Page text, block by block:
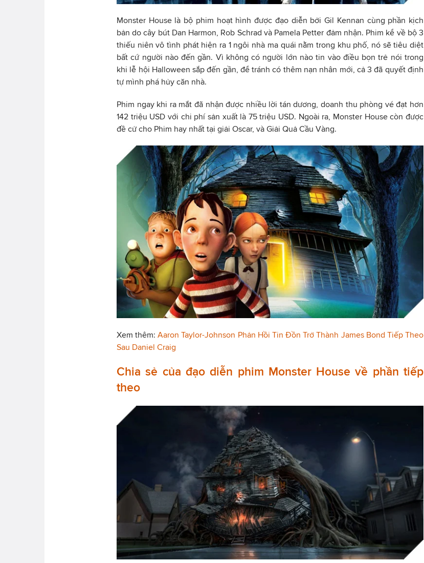
Monster House là bộ phim hoạt hình được đạo diễn bởi Gil Kennan cùng phần kịch
bản do cây bút Dan Harmon, Rob Schrad và Pamela Petter đảm nhận. Phim kể về bộ 3
thiếu niên vô tình phát hiện ra 1 ngôi nhà ma quái nằm trong khu phố, nó sẽ tiêu diệt
bất cứ người nào đến gần. Vì không có người lớn nào tin vào điều bọn trẻ nói trong
khi lễ hội Halloween sắp đến gần, để tránh có thêm nạn nhân mới, cả 3 đã quyết định
tự mình phá hủy căn nhà.
Phim ngay khi ra mắt đã nhận được nhiều lời tán dương, doanh thu phòng vé đạt hơn
142 triệu USD với chi phí sản xuất là 75 triệu USD. Ngoài ra, Monster House còn được
đề cử cho Phim hay nhất tại giải Oscar, và Giải Quả Cầu Vàng.
Xem thêm:Aaron Taylor-Johnson Phản Hồi Tin Đồn Trở Thành James Bond Tiếp Theo
Sau Daniel Craig
Chia sẻ của đạo diễn phim Monster House về phần tiếp
theo